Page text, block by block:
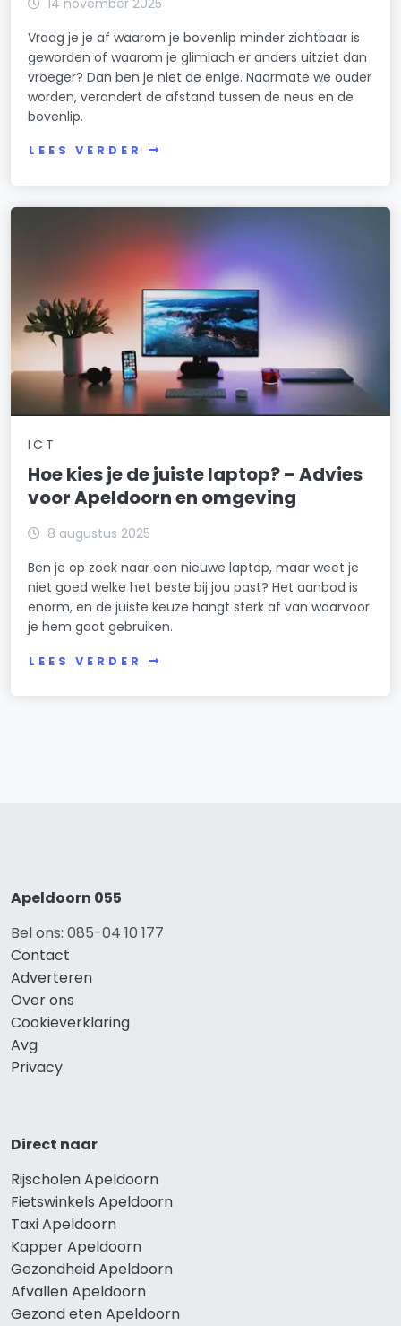
14 november 2025
Vraag je je af waarom je bovenlip minder zichtbaar is
geworden of waarom je glimlach er anders uitziet dan
vroeger? Dan ben je niet de enige. Naarmate we ouder
worden, verandert de afstand tussen de neus en de
bovenlip.
LEES VERDER
ICT
Hoe kies je de juiste laptop? – Advies
voor Apeldoorn en omgeving
8 augustus 2025
Ben je op zoek naar een nieuwe laptop, maar weet je
niet goed welke het beste bij jou past? Het aanbod is
enorm, en de juiste keuze hangt sterk af van waarvoor
je hem gaat gebruiken.
LEES VERDER
Apeldoorn 055
Bel ons: 085-04 10 177
Contact
Adverteren
Over ons
Cookieverklaring
Avg
Privacy
Direct naar
Rijscholen Apeldoorn
Fietswinkels Apeldoorn
Taxi Apeldoorn
Kapper Apeldoorn
Gezondheid Apeldoorn
Afvallen Apeldoorn
Gezond eten Apeldoorn